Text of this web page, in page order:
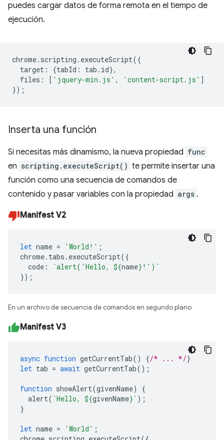
puedes cargar datos de forma remota en el tiempo de
ejecución.
chrome. scripting . executeScript({
target : {tabId : tab . id},
files : [ 'jquery-min.js' , 'content-script.js' ]
});
Inserta una función
Si necesitas más dinamismo, la nueva propiedad func
en scripting.executeScript() te permite insertar una
función como una secuencia de comandos de
contenido y pasar variables con la propiedad args .
Manifest V2
let name = 'World!' ;
chrome. tabs . executeScript({
code : `alert('Hello, ${name} !')`
});
En un archivo de secuencia de comandos en segundo plano
Manifest V3
async function getCurrentTab() {/* ... */}
let tab = await getCurrentTab();
function showAlert(givenName)
{
alert( `Hello, ${givenName} ` );
}
let name = 'World' ;